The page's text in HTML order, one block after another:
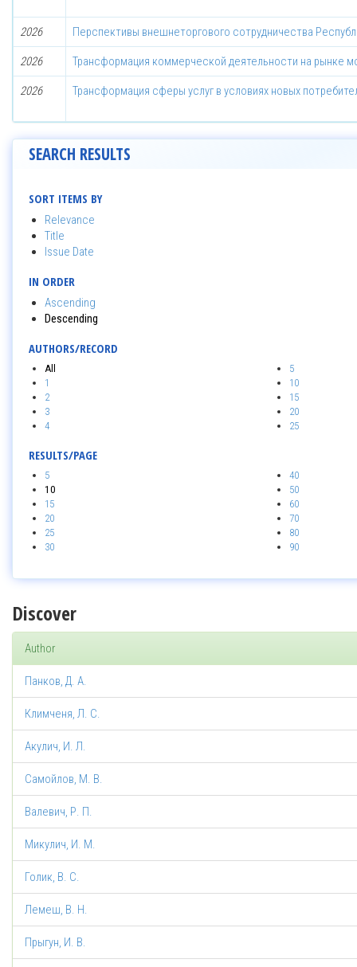
2026 Перспективы внешнеторгового сотрудничества
2026 Трансформация коммерческой деятельности на рынке
2026 Трансформация сферы услуг в условиях новых
SEARCH RESULTS
SORT ITEMS BY
Relevance
Title
Issue Date
IN ORDER
Ascending
Descending
AUTHORS/RECORD
All
1
2
3
4
5
10
15
20
25
RESULTS/PAGE
5
10
15
20
25
30
40
50
60
70
80
90
Discover
Author
Панков, Д. А.
Климченя, Л. С.
Акулич, И. Л.
Самойлов, М. В.
Валевич, Р. П.
Микулич, И. М.
Голик, В. С.
Лемеш, В. Н.
Прыгун, И. В.